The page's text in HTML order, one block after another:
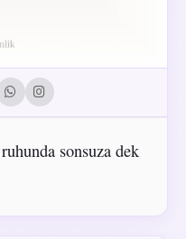
ruhunda sonsuza dek